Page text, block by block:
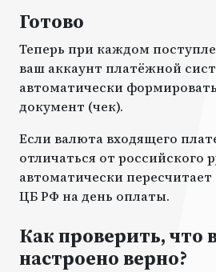
Готово
Теперь при каждом
ваш аккаунт платёжной
автоматически
документ (чек).
Если валюта входящего
отличаться от российского
автоматически
ЦБ РФ на день оплаты.
Как проверить, что
настроено верно?